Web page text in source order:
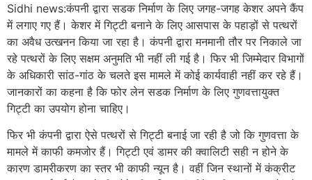
Sidhi news:कंपनी द्वारा सडक निर्माण के लिए जगह-जगह केशर अपने कैंप
में लगाए गए हैं। केशर में गिट्टी बनाने के लिए आसपास के पहाड़ों से पत्थरों
का अवैध उत्खनन किया जा रहा है। कंपनी द्वारा मनमानी तौर पर निकाले जा
रहे पत्थरों के लिए सक्षम अनुमति भी नहीं ली गई है। फिर भी जिम्मेदार विभागों
के अधिकारी सांठ-गांठ के चलते इस मामले में कोई कार्यवाही नहीं कर रहे हैं।
जानकारों का कहना है कि फोर लेन सडक निर्माण के लिए गुणवत्तायुक्त
गिट्टी का उपयोग होना चाहिए।
फिर भी कंपनी द्वारा ऐसे पत्थरों से गिट्टी बनाई जा रही है जो कि गुणवत्ता के
मामले में काफी कमजोर हैं। गिट्टी एवं डामर की क्वालिटी सही न होने के
कारण डामरीकरण का स्तर भी काफी न्यून है। वहीं जिन स्थानों में कंक्रीट